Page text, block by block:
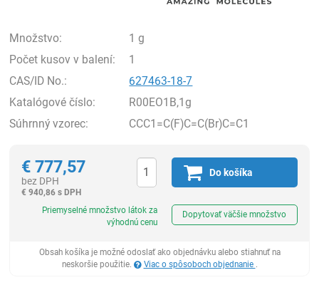
Množstvo:
1 g
Počet kusov v balení:
1
CAS/ID No.:
627463-18-7
Katalógové číslo:
R00EO1B,1g
Súhrnný vzorec:
CCC1=C(F)C=C(Br)C=C1
€ 777,57
bez DPH
€ 940,86 s DPH
Do košíka
Priemyselné množstvo látok za
výhodnú cenu
Dopytovať väčšie množstvo
Obsah košíka je možné odoslať ako objednávku alebo stiahnuť na
neskoršie použitie.
Viac o spôsoboch objednanie .